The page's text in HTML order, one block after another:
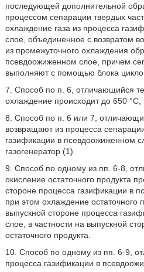
последующей дополнительной
процессом сепарации твердых
охлаждение газа из процесса
слое, объединенное с возвратом
из промежуточного охлаждения
псевдоожиженном слое, причем
выполняют с помощью блока
7. Способ по п. 6, отличающийся
охлаждение происходит до 650 °C,
8. Способ по п. 6 или 7,
возвращают из процесса
газификации в псевдоожиженном
газогенератор (1).
9. Способ по одному из пп. 6-8,
окисление остаточного продукта
стороне процесса газификации в
при этом охлаждение остаточного
выпускной стороне процесса
слое, в частности на выпускной
остаточного продукта.
10. Способ по одному из пп. 6-9,
процесса газификации в